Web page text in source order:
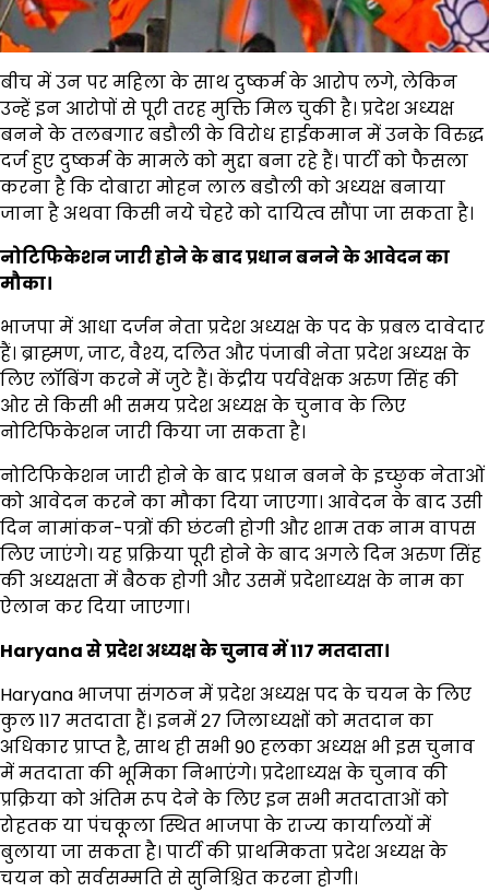
बीच में उन पर महिला के साथ दुष्कर्म के आरोप लगे, लेकिन
उन्हें इन आरोपों से पूरी तरह मुक्ति मिल चुकी है। प्रदेश अध्यक्ष
बनने के तलबगार बडौली के विरोध हाईकमान में उनके विरुद्ध
दर्ज हुए दुष्कर्म के मामले को मुद्दा बना रहे हैं। पार्टी को फैसला
करना है कि दोबारा मोहन लाल बडौली को अध्यक्ष बनाया
जाना है अथवा किसी नये चेहरे को दायित्व सौंपा जा सकता है।
नोटिफिकेशन जारी होने के बाद प्रधान बनने के आवेदन का
मौका।
भाजपा में आधा दर्जन नेता प्रदेश अध्यक्ष के पद के प्रबल दावेदार
हैं। ब्राह्मण, जाट, वैश्य, दलित और पंजाबी नेता प्रदेश अध्यक्ष के
लिए लॉबिंग करने में जुटे हैं। केंद्रीय पर्यवेक्षक अरुण सिंह की
ओर से किसी भी समय प्रदेश अध्यक्ष के चुनाव के लिए
नोटिफिकेशन जारी किया जा सकता है।
नोटिफिकेशन जारी होने के बाद प्रधान बनने के इच्छुक नेताओं
को आवेदन करने का मौका दिया जाएगा। आवेदन के बाद उसी
दिन नामांकन-पत्रों की छंटनी होगी और शाम तक नाम वापस
लिए जाएंगे। यह प्रक्रिया पूरी होने के बाद अगले दिन अरुण सिंह
की अध्यक्षता में बैठक होगी और उसमें प्रदेशाध्यक्ष के नाम का
ऐलान कर दिया जाएगा।
Haryana से प्रदेश अध्यक्ष के चुनाव में 117 मतदाता।
Haryana भाजपा संगठन में प्रदेश अध्यक्ष पद के चयन के लिए
कुल 117 मतदाता हैं। इनमें 27 जिलाध्यक्षों को मतदान का
अधिकार प्राप्त है, साथ ही सभी 90 हलका अध्यक्ष भी इस चुनाव
में मतदाता की भूमिका निभाएंगे। प्रदेशाध्यक्ष के चुनाव की
प्रक्रिया को अंतिम रूप देने के लिए इन सभी मतदाताओं को
रोहतक या पंचकूला स्थित भाजपा के राज्य कार्यालयों में
बुलाया जा सकता है। पार्टी की प्राथमिकता प्रदेश अध्यक्ष के
चयन को सर्वसम्मति से सुनिश्चित करना होगी।